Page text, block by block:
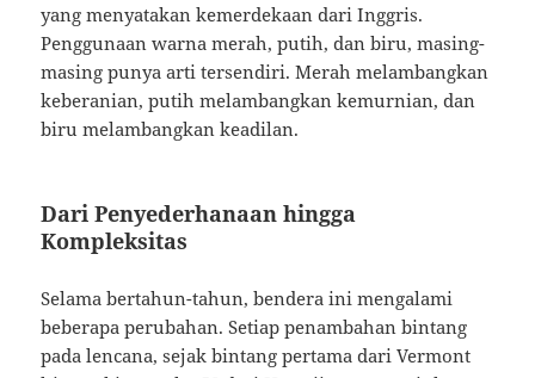
yang menyatakan kemerdekaan dari Inggris.
Penggunaan warna merah, putih, dan biru, masing-
masing punya arti tersendiri. Merah melambangkan
keberanian, putih melambangkan kemurnian, dan
biru melambangkan keadilan.
Dari Penyederhanaan hingga
Kompleksitas
Selama bertahun-tahun, bendera ini mengalami
beberapa perubahan. Setiap penambahan bintang
pada lencana, sejak bintang pertama dari Vermont